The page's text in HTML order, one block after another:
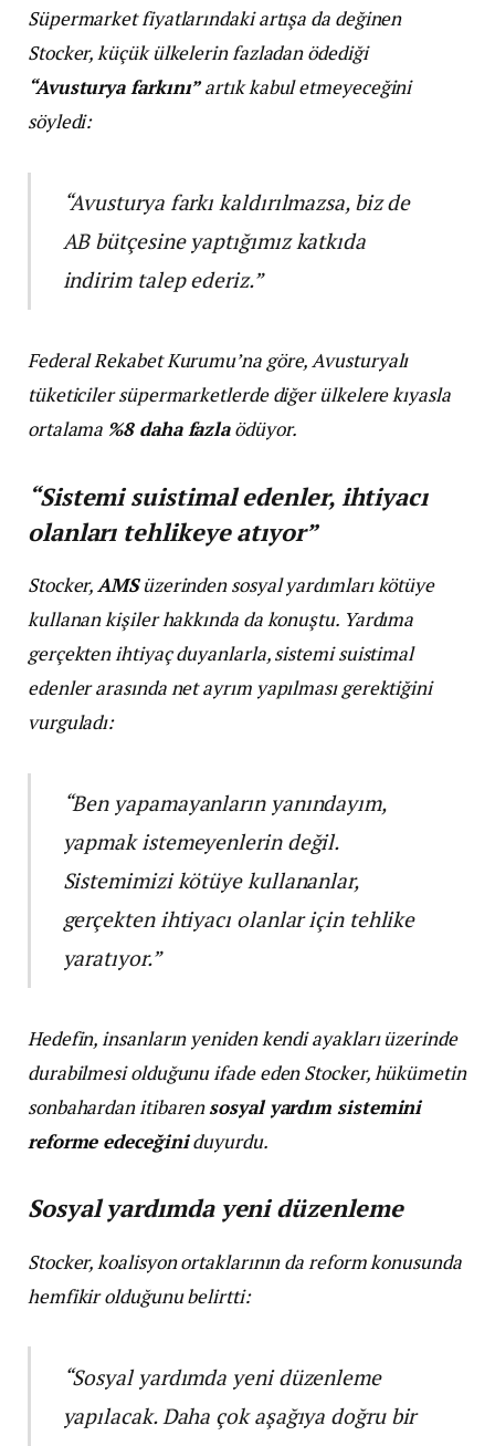
Süpermarket fiyatlarındaki artışa da değinen
Stocker, küçük ülkelerin fazladan ödediği
“Avusturya farkını”artık kabul etmeyeceğini
söyledi:
“Avusturya farkı kaldırılmazsa, biz de
AB bütçesine yaptığımız katkıda
indirim talep ederiz.”
Federal Rekabet Kurumu’na göre, Avusturyalı
tüketiciler süpermarketlerde diğer ülkelere kıyasla
ortalama %8 daha fazlaödüyor.
“Sistemi suistimal edenler, ihtiyacı
olanları tehlikeye atıyor”
Stocker,AMSüzerinden sosyal yardımları kötüye
kullanan kişiler hakkında da konuştu. Yardıma
gerçekten ihtiyaç duyanlarla, sistemi suistimal
edenler arasında net ayrım yapılması gerektiğini
vurguladı:
“Ben yapamayanların yanındayım,
yapmak istemeyenlerin değil.
Sistemimizi kötüye kullananlar,
gerçekten ihtiyacı olanlar için tehlike
yaratıyor.”
Hedefin, insanların yeniden kendi ayakları üzerinde
durabilmesi olduğunu ifade eden Stocker, hükümetin
sonbahardan itibarensosyal yardım sistemini
reforme edeceğiniduyurdu.
Sosyal yardımda yeni düzenleme
Stocker, koalisyon ortaklarının da reform konusunda
hemfikir olduğunu belirtti:
“Sosyal yardımda yeni düzenleme
yapılacak. Daha çok aşağıya doğru bir